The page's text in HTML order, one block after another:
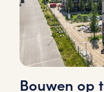
Bouwen op